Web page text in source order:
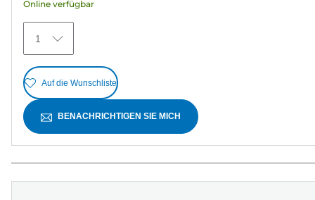
27
Bewertungen
Online verfügbar
1
Auf die Wunschliste
BENACHRICHTIGEN SIE MICH